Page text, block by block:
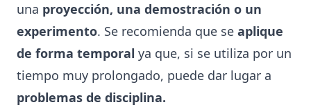
una proyección, una demostración o un
experimento. Se recomienda que se aplique
de forma temporal ya que, si se utiliza por un
tiempo muy prolongado, puede dar lugar a
problemas de disciplina.